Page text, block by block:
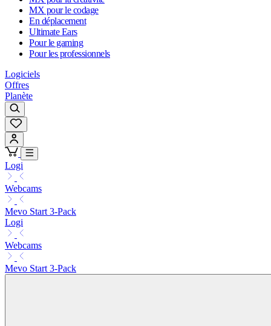
MX pour le codage
En déplacement
Ultimate Ears
Pour le gaming
Pour les professionnels
Logiciels
Offres
Planète
Logi
Webcams
Mevo Start 3-Pack
Logi
Webcams
Mevo Start 3-Pack